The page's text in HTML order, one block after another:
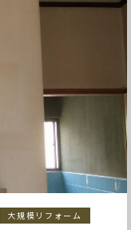
大規模リフォーム